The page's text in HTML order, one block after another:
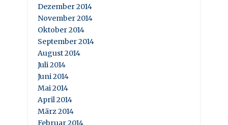
Dezember 2014
November 2014
Oktober 2014
September 2014
August 2014
Juli 2014
Juni 2014
Mai 2014
April 2014
März 2014
Februar 2014